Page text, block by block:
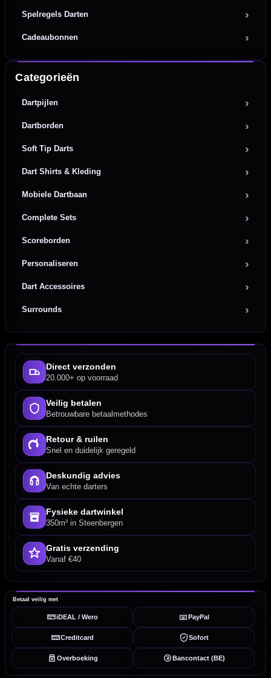
Spelregels Darten
Cadeaubonnen
Categorieën
Dartpijlen
Dartborden
Soft Tip Darts
Dart Shirts & Kleding
Mobiele Dartbaan
Complete Sets
Scoreborden
Personaliseren
Dart Accessoires
Surrounds
Direct verzonden
20.000+ op voorraad
Veilig betalen
Betrouwbare betaalmethodes
Retour & ruilen
Snel en duidelijk geregeld
Deskundig advies
Van echte darters
Fysieke dartwinkel
350m² in Steenbergen
Gratis verzending
Vanaf €40
Betaal veilig met
iDEAL / Wero PayPal
Creditcard Sofort
Overboeking Bancontact (BE)